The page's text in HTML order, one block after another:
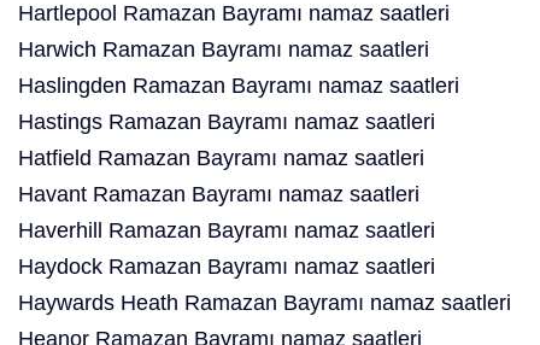
Hartlepool Ramazan Bayramı namaz saatleri
Harwich Ramazan Bayramı namaz saatleri
Haslingden Ramazan Bayramı namaz saatleri
Hastings Ramazan Bayramı namaz saatleri
Hatfield Ramazan Bayramı namaz saatleri
Havant Ramazan Bayramı namaz saatleri
Haverhill Ramazan Bayramı namaz saatleri
Haydock Ramazan Bayramı namaz saatleri
Haywards Heath Ramazan Bayramı namaz saatleri
Heanor Ramazan Bayramı namaz saatleri